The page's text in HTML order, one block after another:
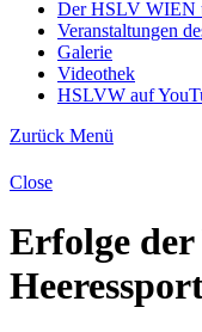
Der HSLV WIEN
Veranstaltungen
Galerie
Videothek
HSLVW auf
Zurück Menü
Close
Erfolge